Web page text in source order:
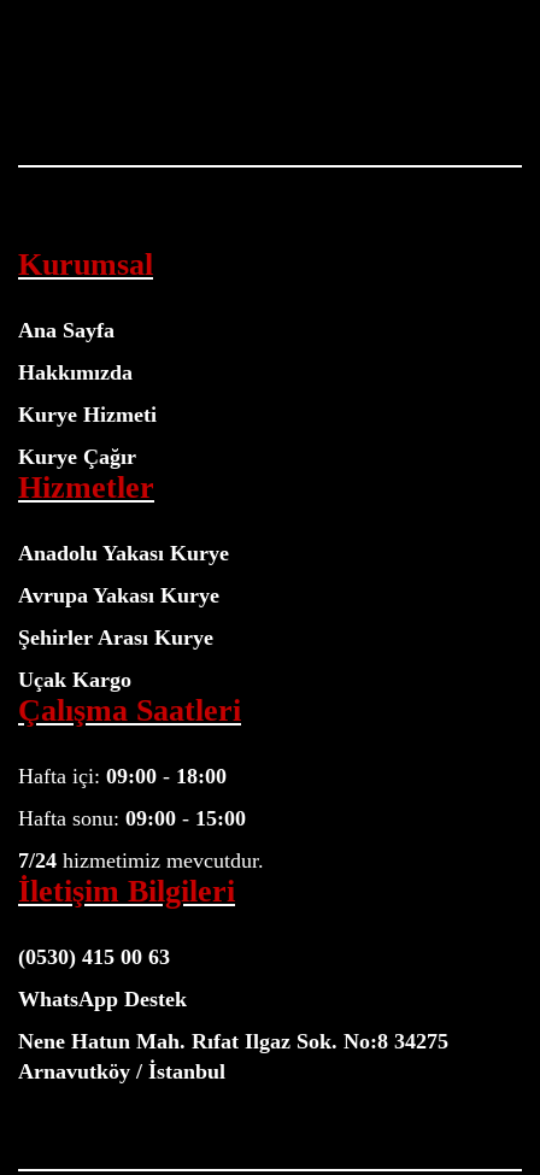
Kurumsal
Ana Sayfa
Hakkımızda
Kurye Hizmeti
Kurye Çağır
Hizmetler
Anadolu Yakası Kurye
Avrupa Yakası Kurye
Şehirler Arası Kurye
Uçak Kargo
Çalışma Saatleri
Hafta içi: 09:00 - 18:00
Hafta sonu: 09:00 - 15:00
7/24 hizmetimiz mevcutdur.
İletişim Bilgileri
(0530) 415 00 63
WhatsApp Destek
Nene Hatun Mah. Rıfat Ilgaz Sok. No:8 34275
Arnavutköy / İstanbul